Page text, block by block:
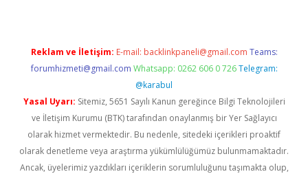
Reklam ve İletişim: E-mail: backlinkpaneli@gmail.com Teams:
forumhizmeti@gmail.com Whatsapp: 0262 606 0 726 Telegram:
@karabul
Yasal Uyarı: Sitemiz, 5651 Sayılı Kanun gereğince Bilgi Teknolojileri
ve İletişim Kurumu (BTK) tarafından onaylanmış bir Yer Sağlayıcı
olarak hizmet vermektedir. Bu nedenle, sitedeki içerikleri proaktif
olarak denetleme veya araştırma yükümlülüğümüz bulunmamaktadır.
Ancak, üyelerimiz yazdıkları içeriklerin sorumluluğunu taşımakta olup,